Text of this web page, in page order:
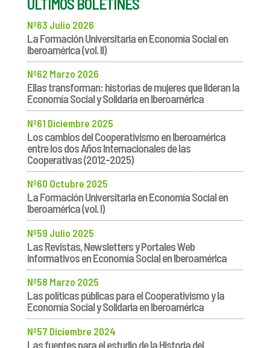
Nº63 Julio 2026
La Formación Universitaria en Economía Social en
Iberoamérica (vol. II)
Nº62 Marzo 2026
Ellas transforman: historias de mujeres que lideran la
Economía Social y Solidaria en Iberoamérica
Nº61 Diciembre 2025
Los cambios del Cooperativismo en Iberoamérica
entre los dos Años Internacionales de las
Cooperativas (2012-2025)
Nº60 Octubre 2025
La Formación Universitaria en Economía Social en
Iberoamérica (vol. I)
Nº59 Julio 2025
Las Revistas, Newsletters y Portales Web
informativos en Economía Social en Iberoamérica
Nº58 Marzo 2025
Las políticas públicas para el Cooperativismo y la
Economía Social y Solidaria en Iberoamérica
Nº57 Diciembre 2024
Las fuentes para el estudio de la Historia del